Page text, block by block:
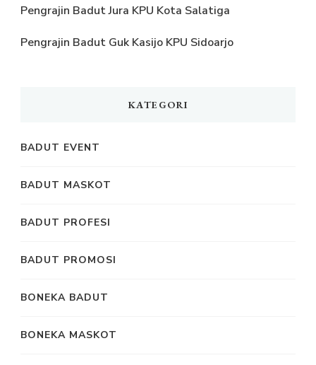
Pengrajin Badut Jura KPU Kota Salatiga
Pengrajin Badut Guk Kasijo KPU Sidoarjo
KATEGORI
BADUT EVENT
BADUT MASKOT
BADUT PROFESI
BADUT PROMOSI
BONEKA BADUT
BONEKA MASKOT